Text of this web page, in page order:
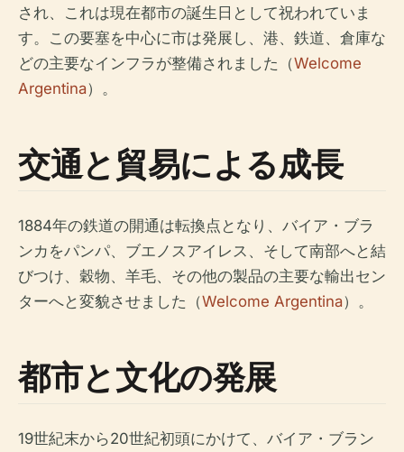
され、これは現在都市の誕生日として祝われていま
す。この要塞を中心に市は発展し、港、鉄道、倉庫な
どの主要なインフラが整備されました（Welcome
Argentina）。
交通と貿易による成長
1884年の鉄道の開通は転換点となり、バイア・ブラ
ンカをパンパ、ブエノスアイレス、そして南部へと結
びつけ、穀物、羊毛、その他の製品の主要な輸出セン
ターへと変貌させました（Welcome Argentina）。
都市と文化の発展
19世紀末から20世紀初頭にかけて、バイア・ブラン